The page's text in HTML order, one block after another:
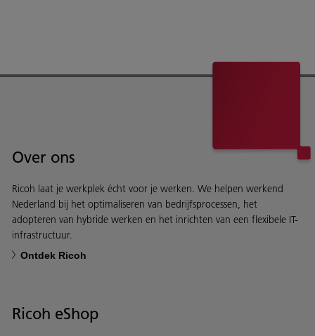
Over ons
Ricoh laat je werkplek écht voor je werken. We helpen werkend
Nederland bij het optimaliseren van bedrijfsprocessen, het
adopteren van hybride werken en het inrichten van een flexibele IT-
infrastructuur.
Ontdek Ricoh
Ricoh eShop